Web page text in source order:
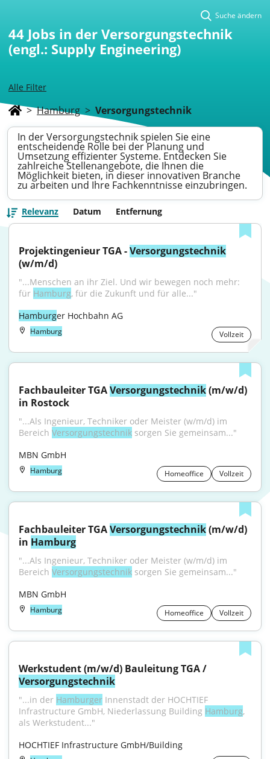
Alle Filter
Suche ändern
44 Jobs in der Versorgungstechnik
(engl.: Supply Engineering)
> Hamburg > Versorgungstechnik
In der Versorgungstechnik spielen Sie eine
entscheidende Rolle bei der Planung und
Umsetzung effizienter Systeme. Entdecken Sie
zahlreiche Stellenangebote, die Ihnen die
Möglichkeit bieten, in dieser innovativen Branche
zu arbeiten und Ihre Fachkenntnisse einzubringen.
Relevanz Datum Entfernung
Projektingenieur TGA - Versorgungstechnik
(w/m/d)
"...Menschen an ihr Ziel. Und wir bewegen noch mehr:
für Hamburg, für die Zukunft und für alle..."
Hamburger Hochbahn AG
Hamburg Vollzeit
Fachbauleiter TGA Versorgungstechnik (m/w/d)
in Rostock
"...Als Ingenieur, Techniker oder Meister (w/m/d) im
Bereich Versorgungstechnik sorgen Sie gemeinsam..."
MBN GmbH
Hamburg Homeoffice Vollzeit
Fachbauleiter TGA Versorgungstechnik (m/w/d)
in Hamburg
"...Als Ingenieur, Techniker oder Meister (w/m/d) im
Bereich Versorgungstechnik sorgen Sie gemeinsam..."
MBN GmbH
Hamburg Homeoffice Vollzeit
Versorgungstechnik
"...in der Hamburger Innenstadt der HOCHTIEF
Infrastructure GmbH, Niederlassung Building Hamburg,
als Werkstudent..."
HOCHTIEF Infrastructure GmbH/Building